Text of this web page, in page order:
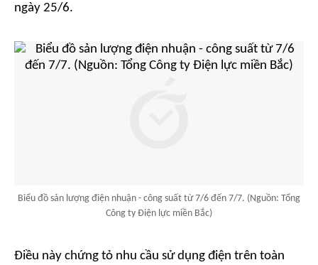
ngày 25/6.
Biểu đồ sản lượng điện nhuận - công suất từ 7/6 đến 7/7. (Nguồn: Tổng
Công ty Điện lực miền Bắc)
Điều này chứng tỏ nhu cầu sử dụng điện trên toàn